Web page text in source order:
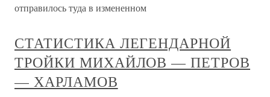
отправилось туда в измененном
СТАТИСТИКА ЛЕГЕНДАРНОЙ
ТРОЙКИ МИХАЙЛОВ — ПЕТРОВ
— ХАРЛАМОВ